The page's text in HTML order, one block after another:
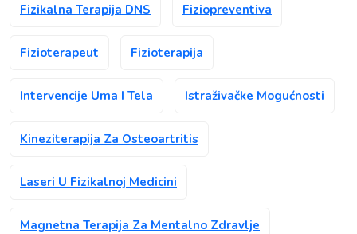
Fizikalna Terapija DNS Fiziopreventiva
Fizioterapeut Fizioterapija
Intervencije Uma I Tela Istraživačke Mogućnosti
Kineziterapija Za Osteoartritis
Laseri U Fizikalnoj Medicini
Magnetna Terapija Za Mentalno Zdravlje